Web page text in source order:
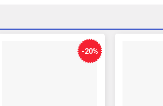
-20%